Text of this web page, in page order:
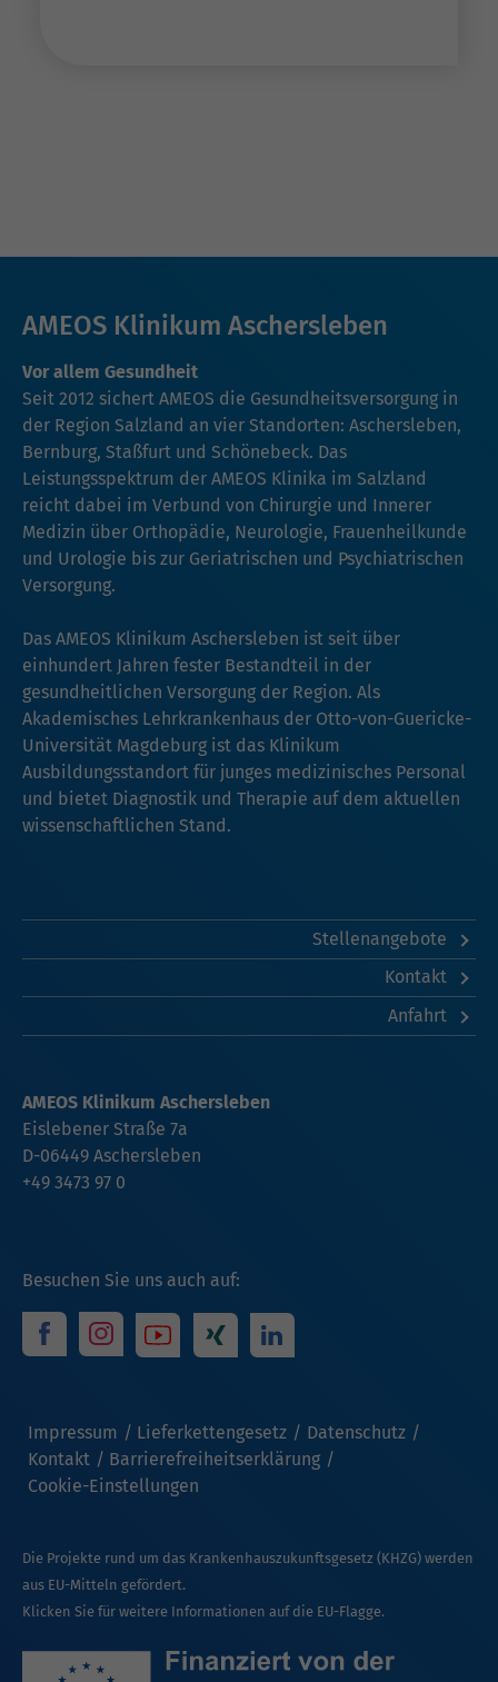
AMEOS Klinikum Aschersleben
Vor allem Gesundheit
Seit 2012 sichert AMEOS die Gesundheitsversorgung in
der Region Salzland an vier Standorten: Aschersleben,
Bernburg, Staßfurt und Schönebeck. Das
Leistungsspektrum der AMEOS Klinika im Salzland
reicht dabei im Verbund von Chirurgie und Innerer
Medizin über Orthopädie, Neurologie, Frauenheilkunde
und Urologie bis zur Geriatrischen und Psychiatrischen
Versorgung.
Das AMEOS Klinikum Aschersleben ist seit über
einhundert Jahren fester Bestandteil in der
gesundheitlichen Versorgung der Region. Als
Akademisches Lehrkrankenhaus der Otto-von-Guericke-
Universität Magdeburg ist das Klinikum
Ausbildungsstandort für junges medizinisches Personal
und bietet Diagnostik und Therapie auf dem aktuellen
wissenschaftlichen Stand.
Stellenangebote
Kontakt
Anfahrt
Besuchen Sie uns auch auf:
Impressum Lieferkettengesetz
Datenschutz
Kontakt
Barrierefreiheitserklärung
Cookie-Einstellungen
AMEOS Klinikum Aschersleben
Eislebener Straße 7a
D-06449 Aschersleben
+49 3473 97 0
Die Projekte rund um das Krankenhauszukunftsgesetz (KHZG) werden
aus EU-Mitteln gefördert.
Klicken Sie für weitere Informationen auf die EU-Flagge.